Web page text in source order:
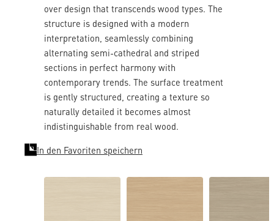
over design that transcends wood types. The
structure is designed with a modern
interpretation, seamlessly combining
alternating semi-cathedral and striped
sections in perfect harmony with
contemporary trends. The surface treatment
is gently structured, creating a texture so
naturally detailed it becomes almost
indistinguishable from real wood.
In den Favoriten speichern